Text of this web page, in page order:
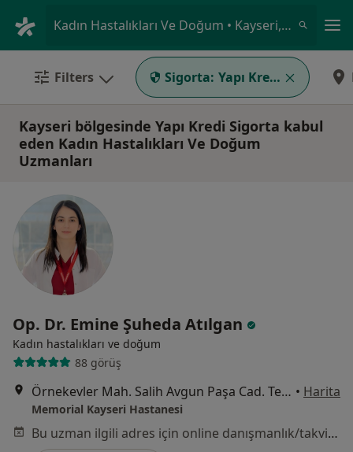
Kadın Hastalıkları Ve Doğum • Kayseri, Kayseri
Filters Sigorta: Yapı Kredi Sigorta
Kayseri bölgesinde Yapı Kredi Sigorta kabul
eden Kadın Hastalıkları Ve Doğum
Uzmanları
Op. Dr. Emine Şuheda Atılgan
Kadın hastalıkları ve doğum
88 görüş
Örnekevler Mah. Salih Avgun Paşa Cad. Temizel Sok. No: 13 38010, Kocasinan • Harita
Memorial Kayseri Hastanesi
Bu uzman ilgili adres için online danışmanlık/takvim sunmuyor.